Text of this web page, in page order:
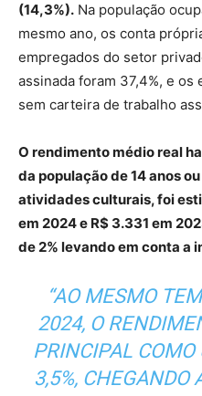
(14,3%). Na população
mesmo ano, os conta
empregados do setor
assinada foram 37,4%, e
sem carteira de trabalho
O rendimento médio real
da população de 14 anos
atividades culturais, foi
em 2024 e R$ 3.331 em
de 2% levando em conta a
“AO MESMO
2024, O
PRINCIPAL COMO
3,5%, CHEGANDO